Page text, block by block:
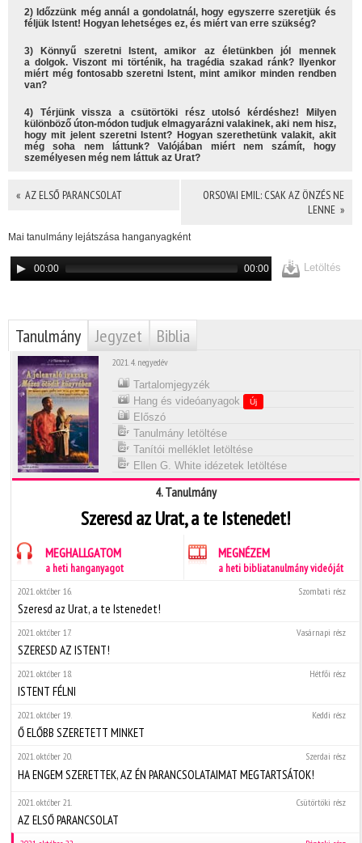
2) Időzzünk még annál a gondolatnál, hogy egyszerre szeretjük és
féljük Istent! Hogyan lehetséges ez, és miért van erre szükség?
3) Könnyű szeretni Istent, amikor az életünkben jól mennek
a dolgok. Viszont mi történik, ha tragédia szakad ránk? Ilyenkor
miért még fontosabb szeretni Istent, mint amikor minden rendben
van?
4) Térjünk vissza a csütörtöki rész utolsó kérdéshez! Milyen
különböző úton-módon tudjuk elmagyarázni valakinek, aki nem hisz,
hogy mit jelent szeretni Istent? Hogyan szerethetünk valakit, akit
még soha nem láttunk? Valójában miért nem számít, hogy
személyesen még nem láttuk az Urat?
« AZ ELSŐ PARANCSOLAT
ORSOVAI EMIL: CSAK AZ ÖNZÉS NE
LENNE »
Mai tanulmány lejátszása hanganyagként
00:00 00:00 Letöltés
Tanulmány Jegyzet Biblia
2021. 4. negyedév
Tartalomjegyzék
Hang és videóanyagok
Új
Előszó
Tanulmány letöltése
Tanítói melléklet letöltése
Ellen G. White idézetek letöltése
4. Tanulmány
Szeresd az Urat, a te Istenedet!
MEGHALLGATOM
a heti hanganyagot
MEGNÉZEM
a heti bibliatanulmány videóját
Szombati rész
2021. október 16.
Szeresd az Urat, a te Istenedet!
Vasárnapi rész
2021. október 17.
SZERESD AZ ISTENT!
Hétfői rész
2021. október 18.
ISTENT FÉLNI
Keddi rész
2021. október 19.
Ő ELŐBB SZERETETT MINKET
Szerdai rész
2021. október 20.
HA ENGEM SZERETTEK, AZ ÉN PARANCSOLATAIMAT MEGTARTSÁTOK!
Csütörtöki rész
2021. október 21.
AZ ELSŐ PARANCSOLAT